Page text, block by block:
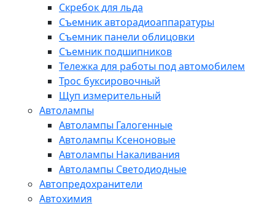
Скребок для льда
Съемник авторадиоаппаратуры
Съемник панели облицовки
Съемник подшипников
Тележка для работы под автомобилем
Трос буксировочный
Щуп измерительный
Автолампы
Автолампы Галогенные
Автолампы Ксеноновые
Автолампы Накаливания
Автолампы Светодиодные
Автопредохранители
Автохимия